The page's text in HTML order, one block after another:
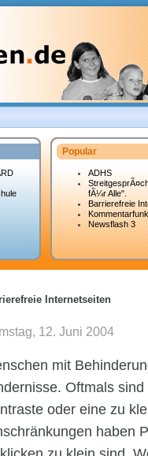
hoch.
Popular
ADHS
fÃ¼r Alle".
Barrierefreie
Newsflash 3
Internetseiten
12. Juni 2004
mit
Oftmals
oder eine zu
haben